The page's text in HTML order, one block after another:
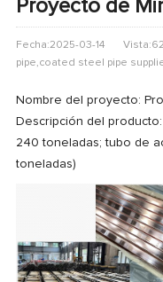
Proyecto de
Fecha:2025-03-14
pipe,coated steel pipe
Nombre del proyecto:
Descripción del
240 toneladas; tubo de
toneladas)